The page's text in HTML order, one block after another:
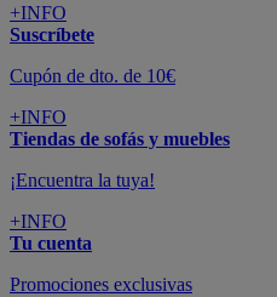
+INFO
Suscríbete
Cupón de dto. de 10€
+INFO
Tiendas de sofás y muebles
¡Encuentra la tuya!
+INFO
Tu cuenta
Promociones exclusivas